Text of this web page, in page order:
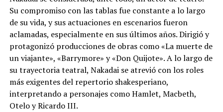
Su compromiso con las tablas fue constante a lo largo
de su vida, y sus actuaciones en escenarios fueron
aclamadas, especialmente en sus últimos años. Dirigió y
protagonizó producciones de obras como «La muerte de
un viajante», «Barrymore» y «Don Quijote». A lo largo de
su trayectoria teatral, Nakadai se atrevió con los roles
más exigentes del repertorio shakesperiano,
interpretando a personajes como Hamlet, Macbeth,
Otelo y Ricardo III.